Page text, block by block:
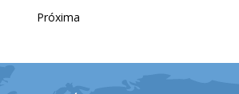
Próxima